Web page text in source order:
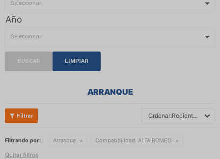
Año
BUSCAR LIMPIAR
ARRANQUE
Recientes
Filtrando por: Arranque Compatibilidad: ALFA ROMEO
Quitar filtros